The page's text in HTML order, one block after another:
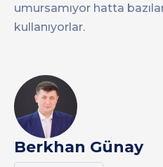
umursamıyor hatta
kullanıyorlar.
Berkhan Günay